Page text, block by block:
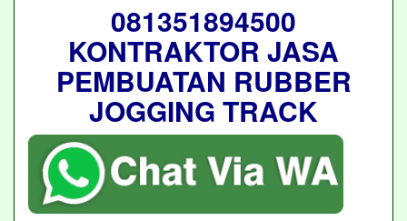
081351894500
KONTRAKTOR JASA
PEMBUATAN RUBBER
JOGGING TRACK